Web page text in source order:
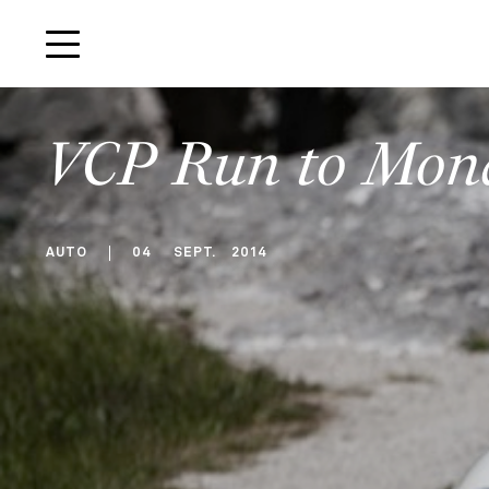
VCP Run to
AUTO 04 SEPT. 2014